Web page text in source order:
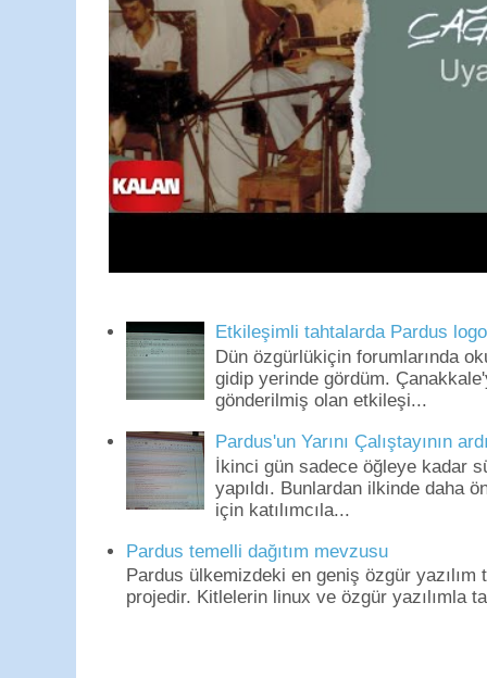
Etkileşimli tahtalarda Pardus
Dün özgürlükiçin forumlarında
gidip yerinde gördüm.
gönderilmiş olan etkileşi...
Pardus'un Yarını Çalıştayının
İkinci gün sadece öğleye kadar
yapıldı. Bunlardan ilkinde daha
için katılımcıla...
Pardus temelli dağıtım mevzusu
Pardus ülkemizdeki en geniş özgür
projedir. Kitlelerin linux ve özgür yazılımla